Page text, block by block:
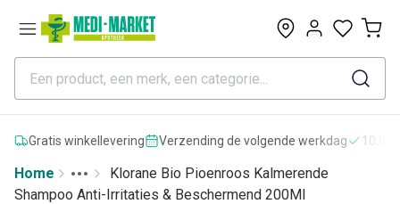
0
Gratis winkellevering Verzending de volgende werkdag
Home
More
Toggle menu
Klorane Bio Pioenroos Kalmerende
Shampoo Anti-Irritaties & Beschermend 200Ml